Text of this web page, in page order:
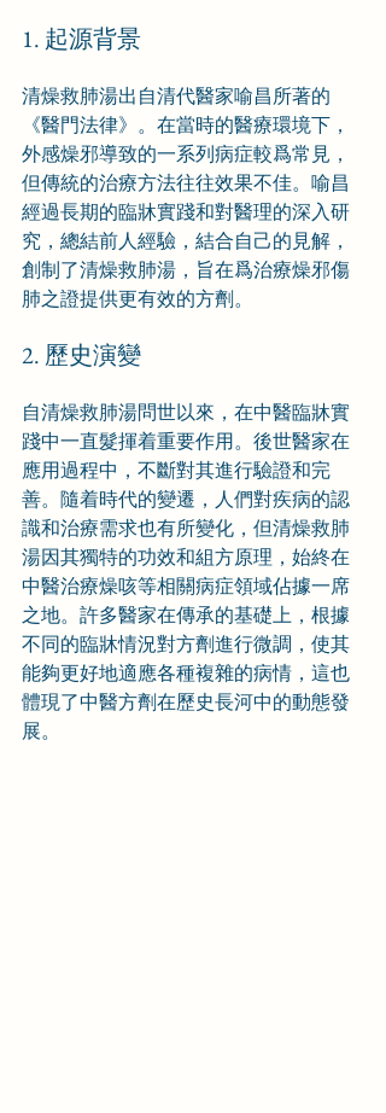
1. 起源背景
清燥救肺湯出自清代醫家喻昌所著的
《醫門法律》。在當時的醫療環境下，
外感燥邪導致的一系列病症較爲常見，
但傳統的治療方法往往效果不佳。喻昌
經過長期的臨牀實踐和對醫理的深入研
究，總結前人經驗，結合自己的見解，
創制了清燥救肺湯，旨在爲治療燥邪傷
肺之證提供更有效的方劑。
2. 歷史演變
自清燥救肺湯問世以來，在中醫臨牀實
踐中一直髮揮着重要作用。後世醫家在
應用過程中，不斷對其進行驗證和完
善。隨着時代的變遷，人們對疾病的認
識和治療需求也有所變化，但清燥救肺
湯因其獨特的功效和組方原理，始終在
中醫治療燥咳等相關病症領域佔據一席
之地。許多醫家在傳承的基礎上，根據
不同的臨牀情況對方劑進行微調，使其
能夠更好地適應各種複雜的病情，這也
體現了中醫方劑在歷史長河中的動態發
展。